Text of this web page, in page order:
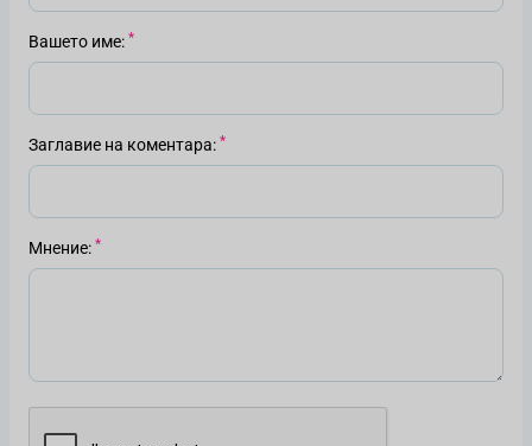
Вашето име
Заглавие на коментара
Мнение